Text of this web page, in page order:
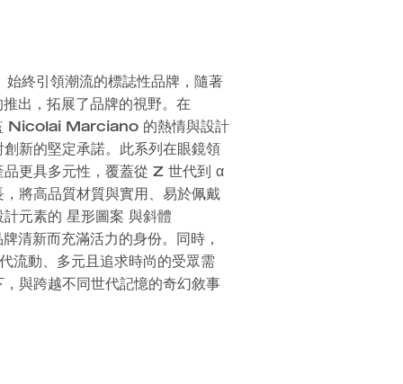
終引領潮流的標誌性品牌，隨著
出，拓展了品牌的視野。在
Nicolai Marciano 的熱情與設計
新的堅定承諾。此系列在眼鏡領
更具多元性，覆蓋從 Z 世代到 α
將高品質材質與實用、易於佩戴
元素的 星形圖案 與斜體
新而充滿活力的身份。同時，
流動、多元且追求時尚的受眾需
與跨越不同世代記憶的奇幻敘事